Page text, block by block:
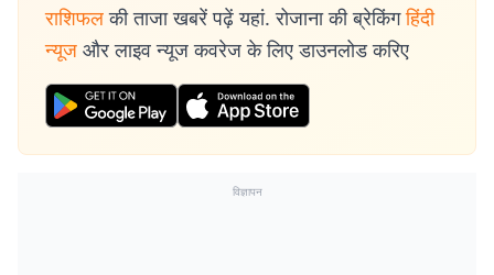
राशिफल की ताजा खबरें पढ़ें यहां. रोजाना की ब्रेकिंग हिंदी
न्यूज और लाइव न्यूज कवरेज के लिए डाउनलोड करिए
विज्ञापन